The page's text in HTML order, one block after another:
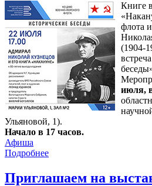
Книге
флота
(1904-
июля,
Ульяновой, 1).
Начало в 17 часов.
Афиша
Подробнее
Приглашаем на